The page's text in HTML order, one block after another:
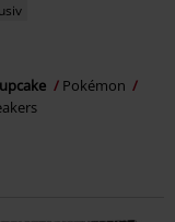
Pokémon